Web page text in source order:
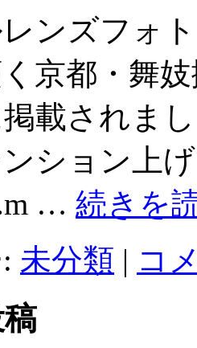
ンズフォ
京都・舞
載されま
ション上
… 続きを
未分類 | コ